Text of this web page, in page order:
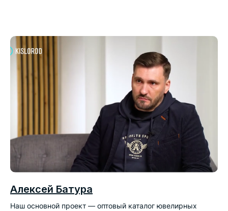
Алексей Батура
Наш основной проект — оптовый каталог ювелирных